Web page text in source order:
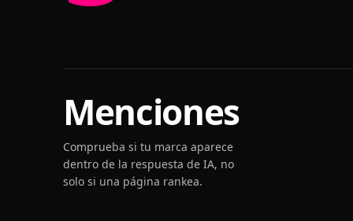
Menciones
Comprueba si tu marca aparece
dentro de la respuesta de IA, no
solo si una página rankea.